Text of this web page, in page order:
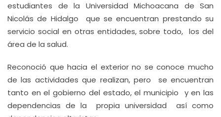
estudiantes de la Universidad Michoacana de San
Nicolás de Hidalgo que se encuentran prestando su
servicio social en otras entidades, sobre todo, los del
área de la salud.
Reconoció que hacia el exterior no se conoce mucho
de las actividades que realizan, pero se encuentran
tanto en el gobierno del estado, el municipio y en las
dependencias de la propia universidad así como